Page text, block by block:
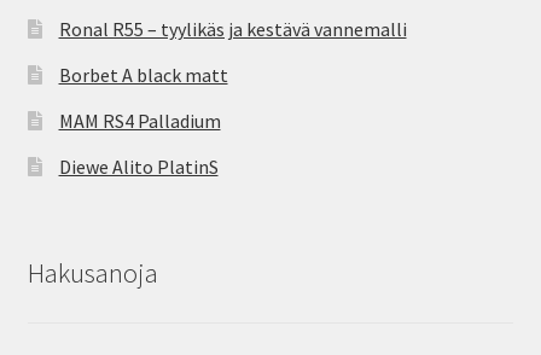
Ronal R55 – tyylikäs ja kestävä vannemalli
Borbet A black matt
MAM RS4 Palladium
Diewe Alito PlatinS
Hakusanoja